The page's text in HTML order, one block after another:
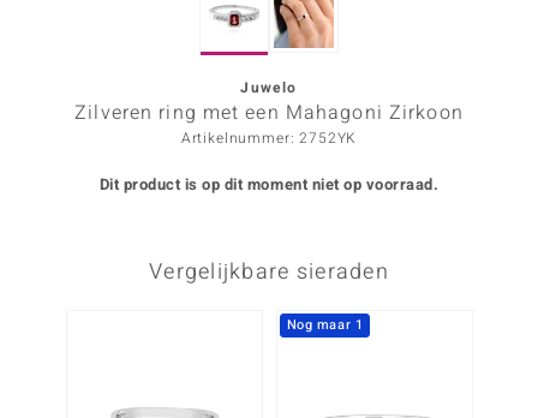
Designs
Juwelo
Zilveren ring met een Mahagoni Zirkoon
Artikelnummer: 2752YK
Dit product is op dit moment niet op voorraad.
Vergelijkbare sieraden
Nog maar 1